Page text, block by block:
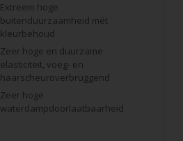
Extreem hoge
buitenduurzaamheid mét
kleurbehoud
Zeer hoge en duurzame
elasticiteit, voeg- en
haarscheuroverbruggend
Zeer hoge
waterdampdoorlaatbaarheid